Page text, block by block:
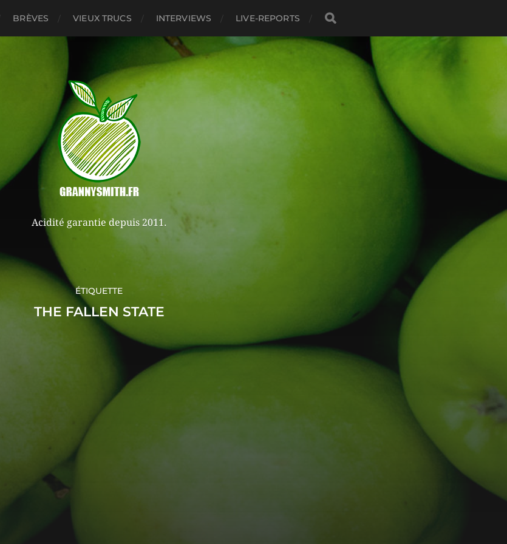
BRÈVES VIEUX TRUCS INTERVIEWS LIVE-REPORTS
Acidité garantie depuis 2011.
ÉTIQUETTE
THE FALLEN STATE